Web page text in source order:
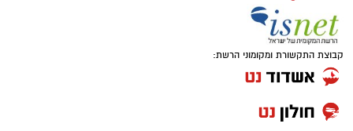
קבוצת התקשורת ומקומוני הרשת: